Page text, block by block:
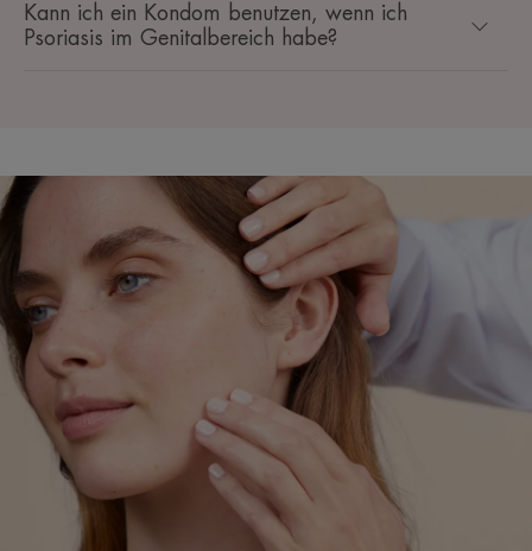
Kann ich ein Kondom benutzen, wenn ich
Psoriasis im Genitalbereich habe?